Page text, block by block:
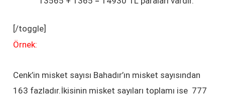
[/toggle]
Örnek:
Cenk’in misket sayısı Bahadır’ın misket sayısından
163 fazladır.İkisinin misket sayıları toplamı ise 777